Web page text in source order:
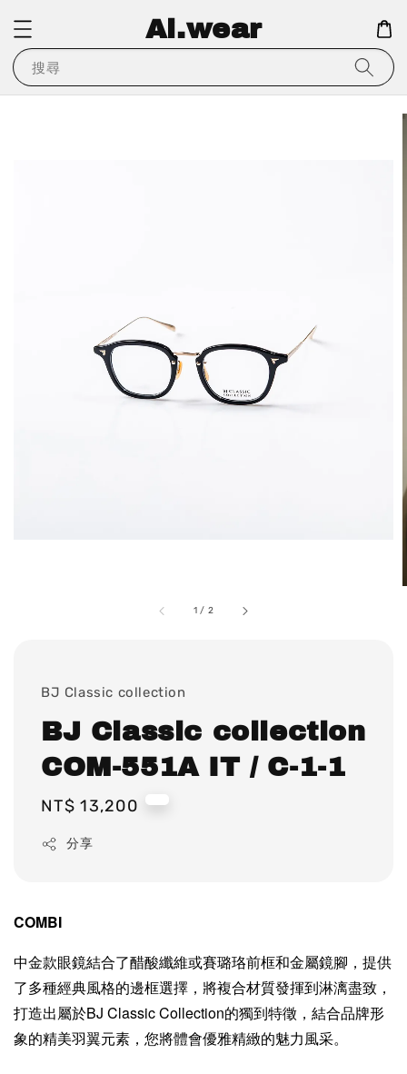
Ai.wear
搜尋
1 / 2
BJ Classic collection
BJ Classic collection
COM-551A IT / C-1-1
Regular
NT$ 13,200
分享
COMBI
中金款眼鏡結合了醋酸纖維或賽璐珞前框和金屬鏡腳，提供
了多種經典風格的邊框選擇，將複合材質發揮到淋漓盡致，
打造出屬於BJ Classic Collection的獨到特徵，結合品牌形
象的精美羽翼元素，您將體會優雅精緻的魅力風采。